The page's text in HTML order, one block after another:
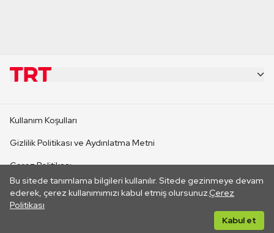
Bu sitede tanımlama bilgileri kullanılır. Sitede gezinmeye devam
ederek, çerez kullanımımızı kabul etmiş olursunuz.Çerez
Politikası
Kabul et
CANLI YAYINLAR
Kullanım Koşulları
Gizlilik Politikası ve Aydınlatma Metni
Çerez Politikası
İletişim
Her hakkı saklıdır. ©2026 TRT. Bağlantı yoluyla gidilen dış